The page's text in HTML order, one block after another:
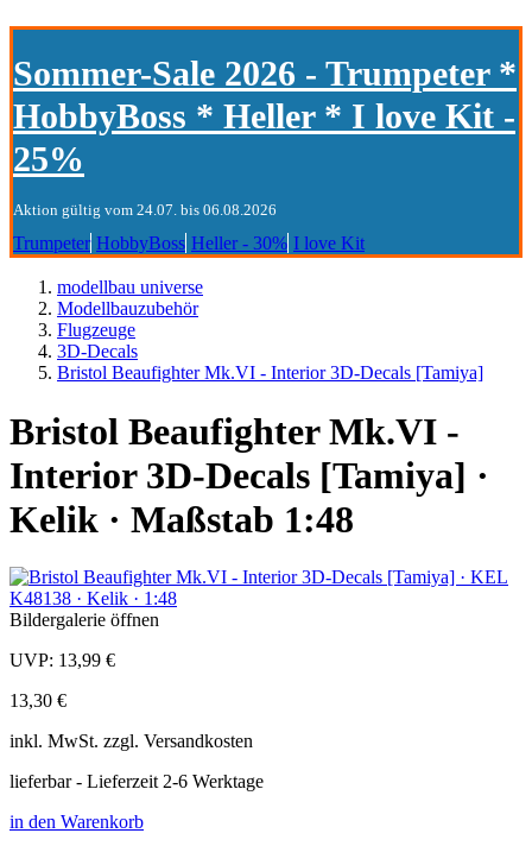
Sommer-Sale 2026 - Trumpeter *
HobbyBoss * Heller * I love Kit -
25%
Aktion gültig vom 24.07. bis 06.08.2026
Trumpeter HobbyBoss Heller - 30% I love Kit
modellbau universe
Modellbauzubehör
Flugzeuge
3D-Decals
Bristol Beaufighter Mk.VI - Interior 3D-Decals [Tamiya]
Bristol Beaufighter Mk.VI -
Interior 3D-Decals [Tamiya] ·
Kelik · Maßstab 1:48
Bildergalerie öffnen
UVP: 13,99 €
13,30 €
inkl. MwSt. zzgl. Versandkosten
lieferbar - Lieferzeit 2-6 Werktage
in den Warenkorb